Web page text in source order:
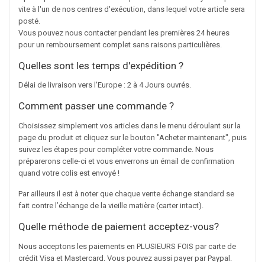
vite à l'un de nos centres d'exécution, dans lequel votre article sera
posté.
Vous pouvez nous contacter pendant les premières 24 heures
pour un remboursement complet sans raisons particulières.
Quelles sont les temps d'expédition ?
Délai de livraison vers l'Europe : 2 à 4 Jours ouvrés.
Comment passer une commande ?
Choisissez simplement vos articles dans le menu déroulant sur la
page du produit et cliquez sur le bouton "Acheter maintenant", puis
suivez les étapes pour compléter votre commande. Nous
préparerons celle-ci et vous enverrons un émail de confirmation
quand votre colis est envoyé !
Par ailleurs il est à noter que chaque vente échange standard se
fait contre l’échange de la vieille matière (carter intact).
Quelle méthode de paiement acceptez-vous?
Nous acceptons les paiements en PLUSIEURS FOIS par carte de
crédit Visa et Mastercard. Vous pouvez aussi payer par Paypal.